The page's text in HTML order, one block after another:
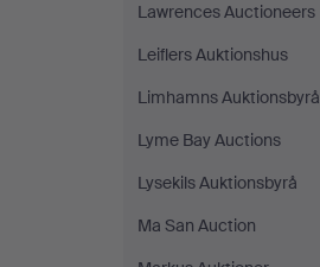
Lawrences Auctioneers
Leiflers Auktionshus
Limhamns Auktionsbyrå
Lyme Bay Auctions
Lysekils Auktionsbyrå
Ma San Auction